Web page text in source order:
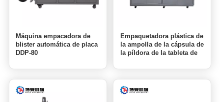
Máquina empacadora de
blister automática de placa
DDP-80
Empaquetadora plástica de
la ampolla de la cápsula de
la píldora de la tableta de
250